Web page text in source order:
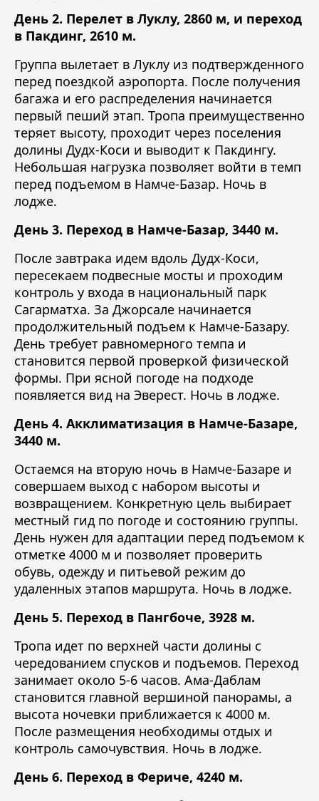
День 2. Перелет в Луклу, 2860 м, и переход
в Пакдинг, 2610 м.
Группа вылетает в Луклу из подтвержденного
перед поездкой аэропорта. После получения
багажа и его распределения начинается
первый пеший этап. Тропа преимущественно
теряет высоту, проходит через поселения
долины Дудх-Коси и выводит к Пакдингу.
Небольшая нагрузка позволяет войти в темп
перед подъемом в Намче-Базар. Ночь в
лодже.
День 3. Переход в Намче-Базар, 3440 м.
После завтрака идем вдоль Дудх-Коси,
пересекаем подвесные мосты и проходим
контроль у входа в национальный парк
Сагарматха. За Джорсале начинается
продолжительный подъем к Намче-Базару.
День требует равномерного темпа и
становится первой проверкой физической
формы. При ясной погоде на подходе
появляется вид на Эверест. Ночь в лодже.
День 4. Акклиматизация в Намче-Базаре,
3440 м.
Остаемся на вторую ночь в Намче-Базаре и
совершаем выход с набором высоты и
возвращением. Конкретную цель выбирает
местный гид по погоде и состоянию группы.
День нужен для адаптации перед подъемом к
отметке 4000 м и позволяет проверить
обувь, одежду и питьевой режим до
удаленных этапов маршрута. Ночь в лодже.
День 5. Переход в Пангбоче, 3928 м.
Тропа идет по верхней части долины с
чередованием спусков и подъемов. Переход
занимает около 5-6 часов. Ама-Даблам
становится главной вершиной панорамы, а
высота ночевки приближается к 4000 м.
После размещения необходимы отдых и
контроль самочувствия. Ночь в лодже.
День 6. Переход в Фериче, 4240 м.